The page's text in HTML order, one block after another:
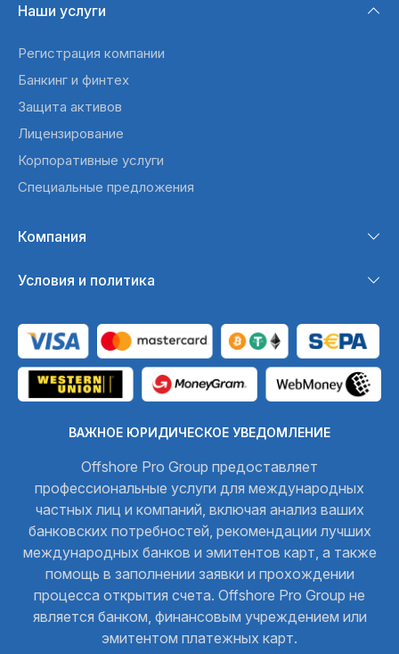
Наши услуги
Регистрация компании
Банкинг и финтех
Защита активов
Лицензирование
Корпоративные услуги
Специальные предложения
Компания
Условия и политика
ВАЖНОЕ ЮРИДИЧЕСКОЕ УВЕДОМЛЕНИЕ
Offshore Pro Group предоставляет
профессиональные услуги для международных
частных лиц и компаний, включая анализ ваших
банковских потребностей, рекомендации лучших
международных банков и эмитентов карт, а также
помощь в заполнении заявки и прохождении
процесса открытия счета. Offshore Pro Group не
является банком, финансовым учреждением или
эмитентом платежных карт.